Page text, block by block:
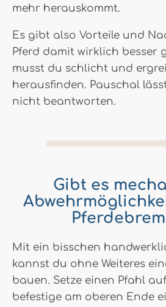
mehr herauskommt.
Es gibt also Vorteile und
Pferd damit wirklich besser
musst du schlicht und
herausfinden. Pauschal
nicht beantworten.
Gibt es
Mit ein bisschen
kannst du ohne Weiteres
bauen. Setze einen Pfahl
befestige am oberen Ende